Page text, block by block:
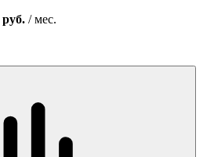
руб. / мес.